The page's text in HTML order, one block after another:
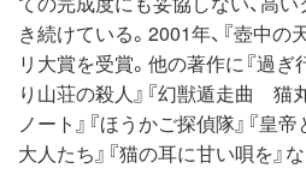
き続けている。2001年、『壺中
リ大賞を受賞。他の著作に『過ぎ
り山荘の殺人』『幻獣遁走曲 猫
ノート』『ほうかご探偵隊』『皇
大人たち』『猫の耳に甘い唄を』